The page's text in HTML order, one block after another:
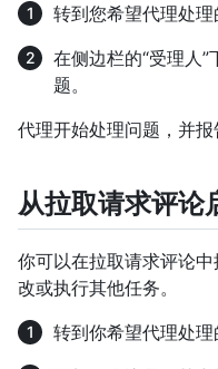
转到您希望代理处理
在侧边栏的“受理人
题。
代理开始处理问题，并报
从拉取请求评论
你可以在拉取请求评论
改或执行其他任务。
转到你希望代理处理